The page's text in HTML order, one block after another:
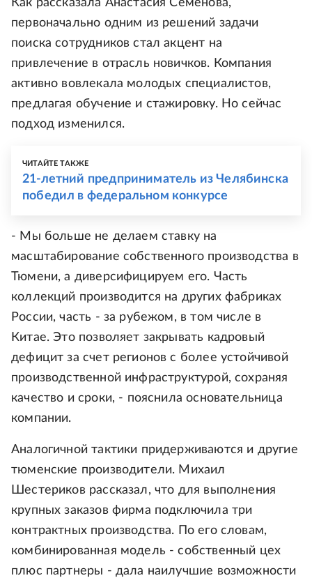
первоначально одним из решений задачи
поиска сотрудников стал акцент на
привлечение в отрасль новичков. Компания
активно вовлекала молодых специалистов,
предлагая обучение и стажировку. Но сейчас
подход изменился.
ЧИТАЙТЕ ТАКЖЕ
21-летний предприниматель из Челябинска
победил в федеральном конкурсе
- Мы больше не делаем ставку на
масштабирование собственного производства в
Тюмени, а диверсифицируем его. Часть
коллекций производится на других фабриках
России, часть - за рубежом, в том числе в
Китае. Это позволяет закрывать кадровый
дефицит за счет регионов с более устойчивой
производственной инфраструктурой, сохраняя
качество и сроки, - пояснила основательница
компании.
Аналогичной тактики придерживаются и другие
тюменские производители. Михаил
Шестериков рассказал, что для выполнения
крупных заказов фирма подключила три
контрактных производства. По его словам,
комбинированная модель - собственный цех
плюс партнеры - дала наилучшие возможности